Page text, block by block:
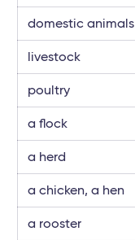
domestic animals
livestock
poultry
a flock
a herd
a chicken, a hen
a rooster